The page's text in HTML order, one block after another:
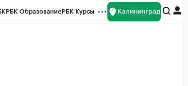
РБК ОбразованиеРБК Курсы Калининград